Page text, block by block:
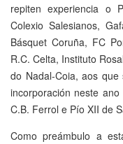
repiten experiencia o
Colexio Salesianos,
Básquet Coruña, FC
R.C. Celta, Instituto
do Nadal-Coia, aos
incorporación neste
C.B. Ferrol e Pío XII de
Como preámbulo a